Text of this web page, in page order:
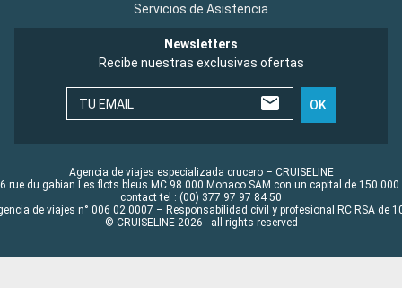
Servicios de Asistencia
Newsletters
Recibe nuestras exclusivas ofertas
TU EMAIL OK
Agencia de viajes especializada crucero – CRUISELINE
rue du gabian Les flots bleus MC 98 000 Monaco SAM con un capital de 150 000
contact tel : (00) 377 97 97 84 50
de viajes n° 006 02 0007 – Responsabilidad civil y profesional RC RSA de
© CRUISELINE 2026 - all rights reserved